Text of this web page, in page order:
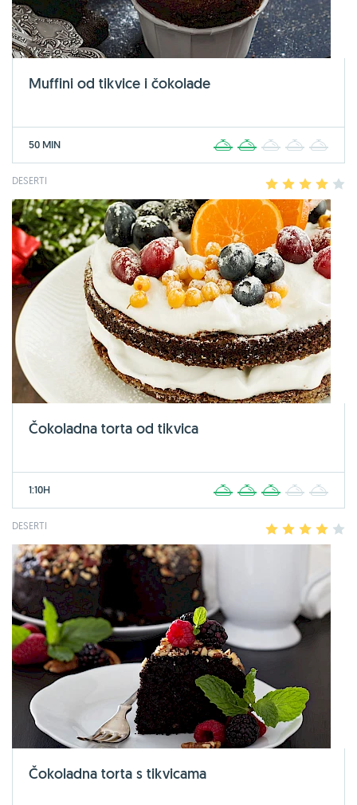
Muffini od tikvice i čokolade
50 MIN 2 3 4
DESERTI 2 3 4
Čokoladna torta od tikvica
1:10H 2 3 4
DESERTI 2 3 4
Čokoladna torta s tikvicama